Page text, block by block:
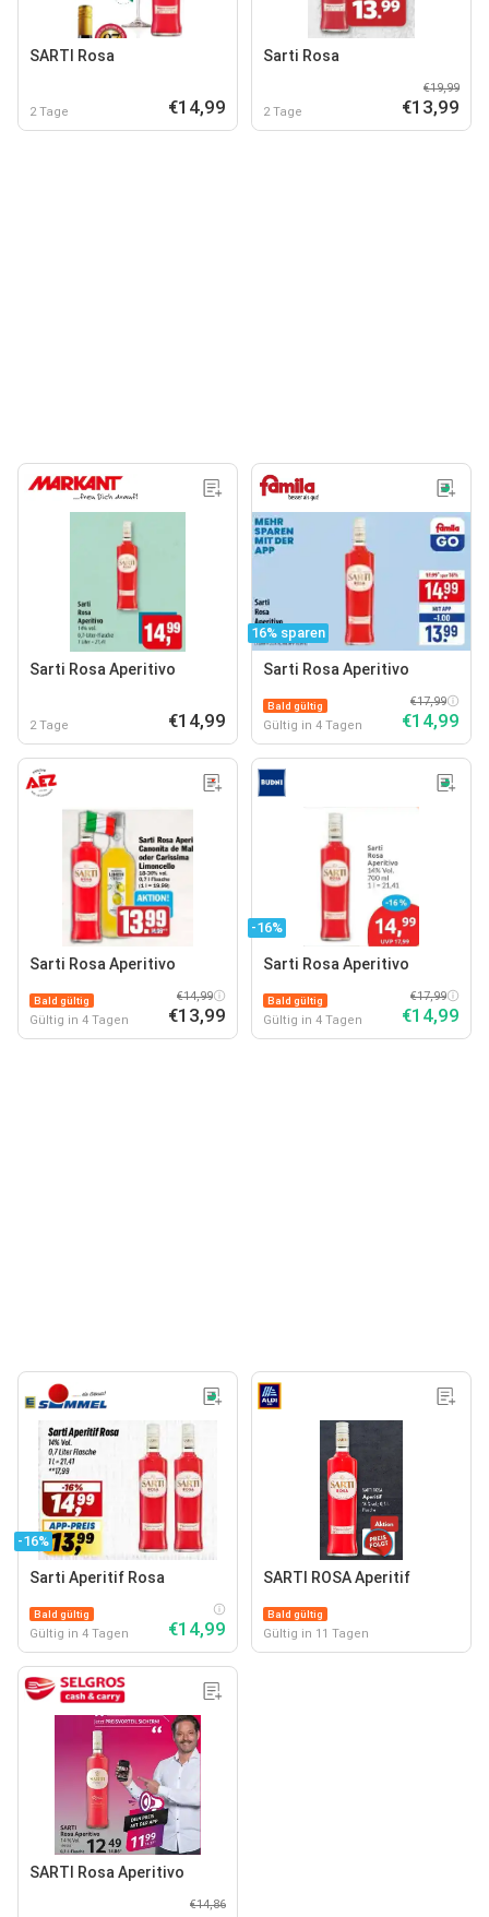
SARTI Rosa
2 Tage €14,99
Sarti Rosa
2 Tage
€19,99
€13,99
Sarti Rosa Aperitivo
2 Tage €14,99
16% sparen
Sarti Rosa Aperitivo
Bald gültig
Gültig in 4 Tagen
€17,99
€14,99
Sarti Rosa Aperitivo
Bald gültig
Gültig in 4 Tagen
€14,99
€13,99
-16%
Sarti Rosa Aperitivo
Bald gültig
Gültig in 4 Tagen
€17,99
€14,99
-16%
Sarti Aperitif Rosa
Bald gültig
Gültig in 4 Tagen €14,99
SARTI ROSA Aperitif
Bald gültig
Gültig in 11 Tagen
SARTI Rosa Aperitivo
€14,86